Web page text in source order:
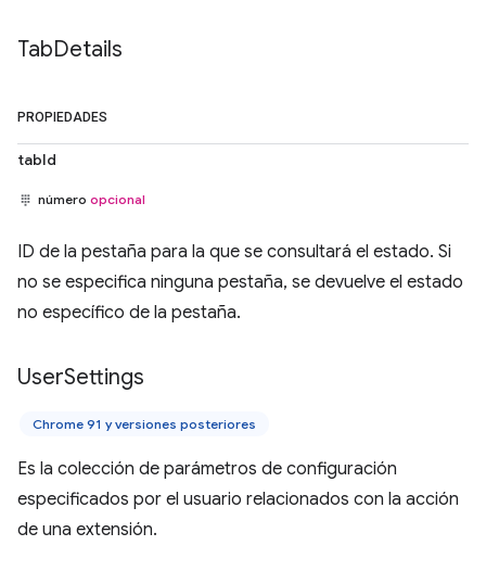
TabDetails
PROPIEDADES
tabId
número opcional
ID de la pestaña para la que se consultará el estado. Si
no se especifica ninguna pestaña, se devuelve el estado
no específico de la pestaña.
UserSettings
Chrome 91 y versiones posteriores
Es la colección de parámetros de configuración
especificados por el usuario relacionados con la acción
de una extensión.